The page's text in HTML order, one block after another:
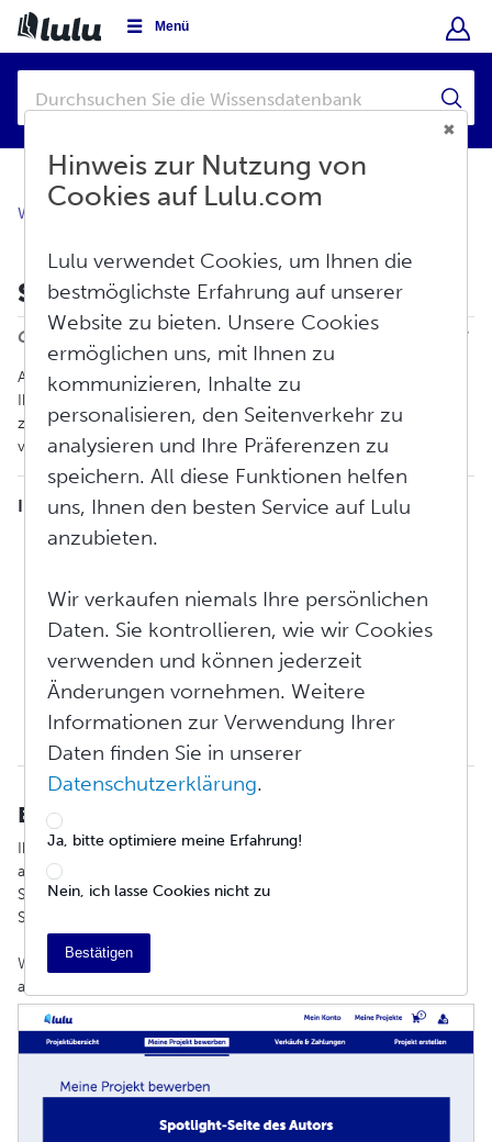
Menü
Wissensdatenbank
Spotlight-Seite des Autors
Geändert am: Mi, Mär 11, 2026 um 1:11 NACHMITTAGS
Author Spotlight ist eine Seite, auf der Sie mehr über sich und
Ihre Bücher erzählen können. Es ist die perfekte Art, Ihre Bücher
zu organisieren und ermöglicht Ihren Lesern, alles, was Sie
veröffentlicht haben, an einem Ort zu finden.
INHALTSVERZEICHNIS
Bewerben Sie Ihre Arbeit
Details zur Spotlight-Seite hinzufügen
Fügen Sie Links zu Ihrer Website und sozialen Medien
hinzu
Wählen Sie eine Standardansicht für Ihre Projekte
Autoren-Spotlights in Aktion
Warum erscheint mein Buch nicht auf meiner Autoren-
Bewerben Sie Ihre Arbeit
Ihr Autoren-Spotlightist unterPromote Your Projects
aufgeführt. Wenn Sie bereits ein Spotlight erstellt haben, sollten
Sie Informationen über dieFreigabe
Seite sehen.
Wenn Sie jedoch noch kein Spotlight erstellt haben, wird dies
angezeigt:
Hinweis zur Nutzung von
Cookies auf Lulu.com
Lulu verwendet Cookies, um Ihnen die
bestmöglichste Erfahrung auf unserer
Website zu bieten. Unsere Cookies
ermöglichen uns, mit Ihnen zu
kommunizieren, Inhalte zu
personalisieren, den Seitenverkehr zu
analysieren und Ihre Präferenzen zu
speichern. All diese Funktionen helfen
uns, Ihnen den besten Service auf Lulu
anzubieten.
Wir verkaufen niemals Ihre persönlichen
Daten. Sie kontrollieren, wie wir Cookies
verwenden und können jederzeit
Änderungen vornehmen. Weitere
Informationen zur Verwendung Ihrer
Daten finden Sie in unserer
Datenschutzerklärung.
Ja, bitte optimiere meine Erfahrung!
Nein, ich lasse Cookies nicht zu
Bestätigen